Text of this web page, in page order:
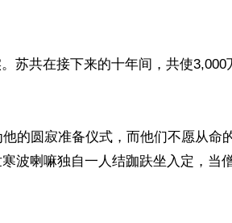
苏共在接下来的十年间，共使3,000
的圆寂准备仪式，而他们不愿从命
波喇嘛独自一人结跏趺坐入定，当